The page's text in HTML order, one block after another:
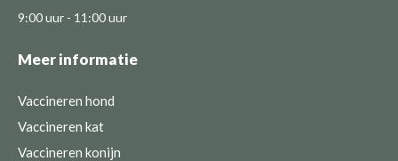
9:00 uur - 11:00 uur
Meer informatie
Vaccineren hond
Vaccineren kat
Vaccineren konijn